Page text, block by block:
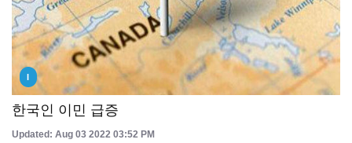
I
한국인 이민 급증
Updated: Aug 03 2022 03:52 PM